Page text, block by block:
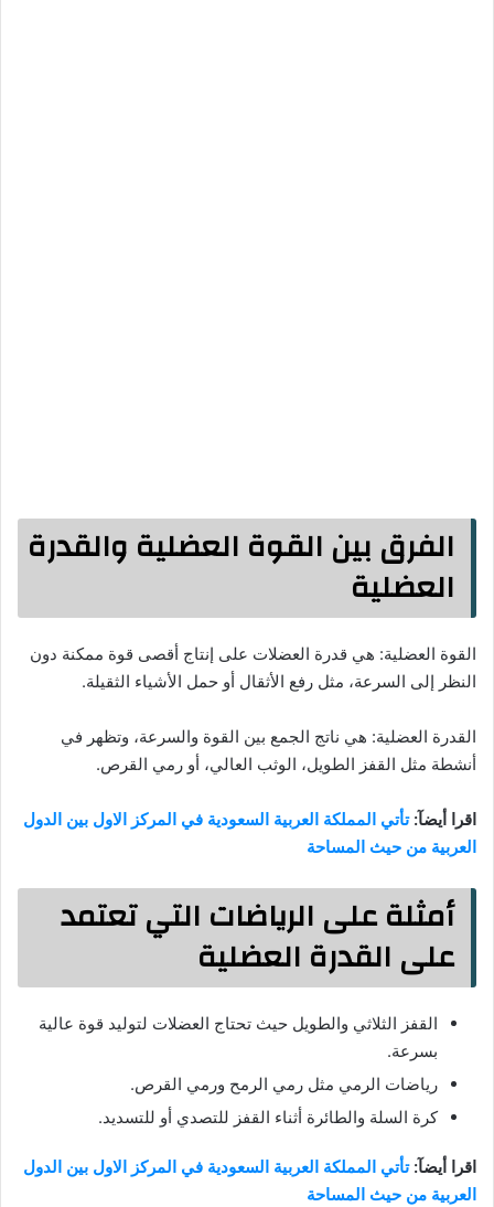
الفرق بين القوة العضلية والقدرة
العضلية
القوة العضلية: هي قدرة العضلات على إنتاج أقصى قوة ممكنة دون
النظر إلى السرعة، مثل رفع الأثقال أو حمل الأشياء الثقيلة.
القدرة العضلية: هي ناتج الجمع بين القوة والسرعة، وتظهر في
أنشطة مثل القفز الطويل، الوثب العالي، أو رمي القرص.
اقرا أيضآ:تأتي المملكة العربية السعودية في المركز الاول بين الدول
العربية من حيث المساحة
أمثلة على الرياضات التي تعتمد
على القدرة العضلية
القفز الثلاثي والطويل حيث تحتاج العضلات لتوليد قوة عالية
بسرعة.
رياضات الرمي مثل رمي الرمح ورمي القرص.
كرة السلة والطائرة أثناء القفز للتصدي أو للتسديد.
اقرا أيضآ:تأتي المملكة العربية السعودية في المركز الاول بين الدول
العربية من حيث المساحة